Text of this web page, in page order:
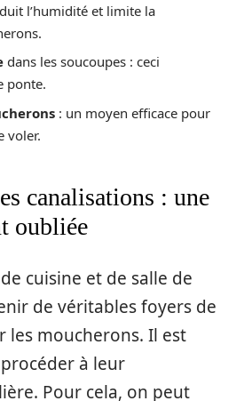
l’humidité et limite la
dans les soucoupes : ceci
ponte.
: un moyen efficace pour
voler.
canalisations : une
oubliée
de cuisine et de salle de
de véritables foyers de
moucherons. Il est
à leur
Pour cela, on peut